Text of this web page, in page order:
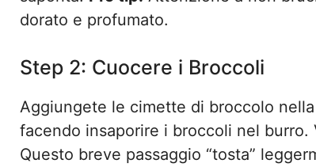
dorato e profumato.
Step 2: Cuocere i Broccoli
Aggiungete le cimette di broccolo
facendo insaporire i broccoli nel
Questo breve passaggio “tosta”